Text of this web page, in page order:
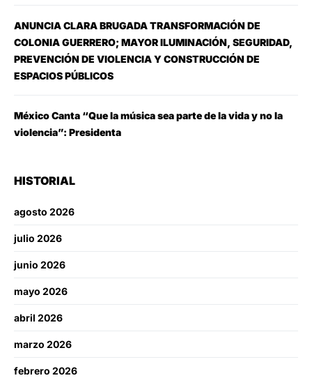
ANUNCIA CLARA BRUGADA TRANSFORMACIÓN DE
COLONIA GUERRERO; MAYOR ILUMINACIÓN, SEGURIDAD,
PREVENCIÓN DE VIOLENCIA Y CONSTRUCCIÓN DE
ESPACIOS PÚBLICOS
México Canta “Que la música sea parte de la vida y no la
violencia”: Presidenta
HISTORIAL
agosto 2026
julio 2026
junio 2026
mayo 2026
abril 2026
marzo 2026
febrero 2026